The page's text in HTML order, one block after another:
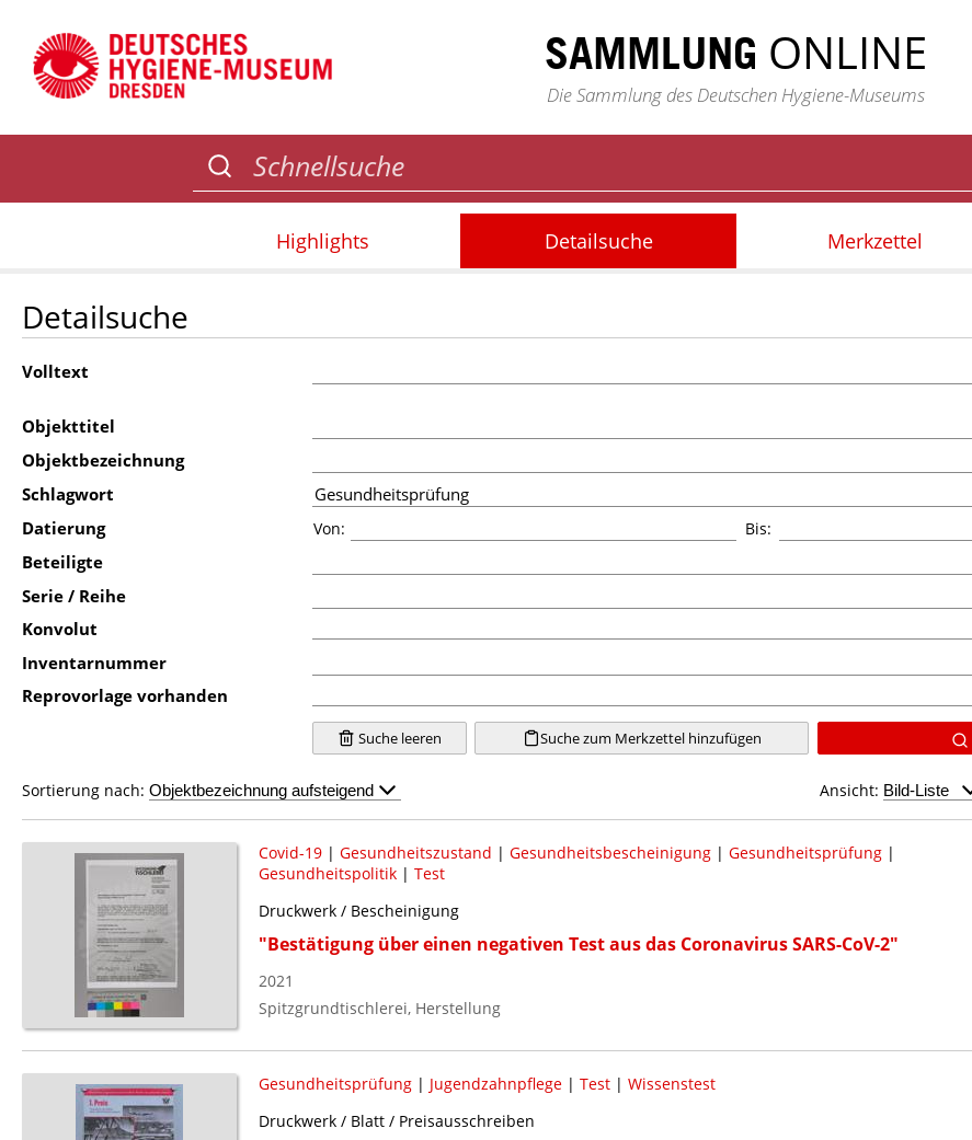
SAMMLUNG ONLINE
Die Sammlung des Deutschen Hygiene-Museums
Highlights Detailsuche Merkzettel
Detailsuche
Volltext
Objekttitel
Objektbezeichnung
Schlagwort
Datierung
Von: Bis:
Beteiligte
Serie / Reihe
Konvolut
Inventarnummer
Reprovorlage vorhanden
Suche leeren Suche zum Merkzettel hinzufügen
Ansicht:
Sortierung nach:
Covid-19| Gesundheitszustand | Gesundheitsbescheinigung| Gesundheitsprüfung|
Gesundheitspolitik| Test
Druckwerk / Bescheinigung
"Bestätigung über einen negativen Test aus das Coronavirus SARS-CoV-2"
2021
Spitzgrundtischlerei, Herstellung
Gesundheitsprüfung| Jugendzahnpflege| Test| Wissenstest
Druckwerk / Blatt / Preisausschreiben